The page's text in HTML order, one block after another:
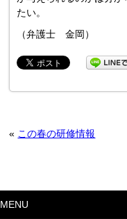
たい。
（弁護士 金岡）
« この春の研修情報
MENU